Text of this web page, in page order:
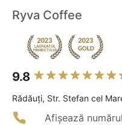
Ryva Coffee
9.8
Rădăuţi, Str. Stefan cel
Afișează